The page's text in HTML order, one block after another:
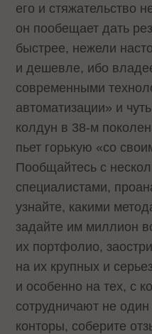
его и стяжательство
он пообещает дать
быстрее, нежели
и дешевле, ибо
современными
автоматизации» и
колдун в 38-м
пьет горькую «со
Пообщайтесь с
специалистами,
узнайте, какими
задайте им миллион
их портфолио,
на их крупных и
и особенно на тех, с
сотрудничают не
конторы, соберите